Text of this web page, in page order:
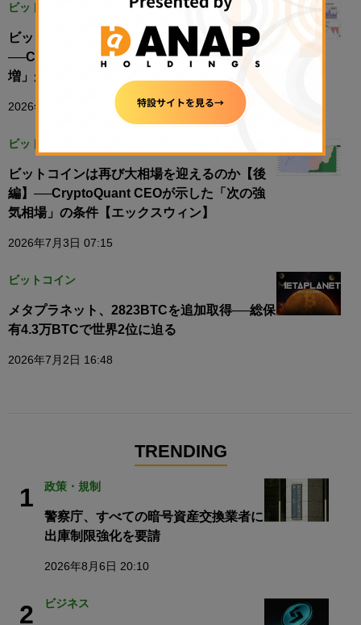
ビットコイン
ビットコインは再び大きく動くのか
──CryptoQuantが警戒する「取引所流入急
増」が示す次の局面【エックスウィン】
2026年7月4日 08:30
ビットコイン
ビットコインは再び大相場を迎えるのか【後
編】──CryptoQuant CEOが示した「次の強
気相場」の条件【エックスウィン】
2026年7月3日 07:15
ビットコイン
メタプラネット、2823BTCを追加取得──総保
有4.3万BTCで世界2位に迫る
2026年7月2日 16:48
TRENDING
1 政策・規制
警察庁、すべての暗号資産交換業者に
出庫制限強化を要請
2026年8月6日 20:10
2 ビジネス